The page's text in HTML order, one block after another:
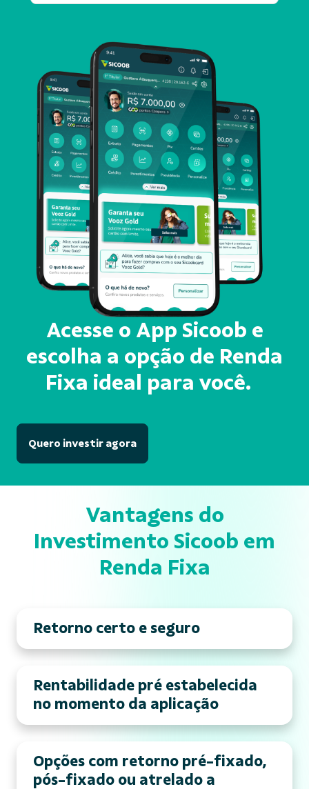
Acesse o App Sicoob e
escolha a opção de Renda
Fixa ideal para você.
Quero investir agora
Vantagens do
Investimento Sicoob em
Renda Fixa
Retorno certo e seguro
Rentabilidade pré estabelecida
no momento da aplicação
Opções com retorno pré-fixado,
pós-fixado ou atrelado a